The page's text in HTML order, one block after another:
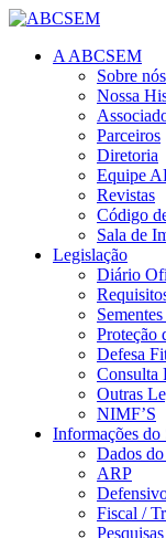
A ABCSEM
Sobre nós
Nossa
Parceiros
Diretoria
Equipe
Revistas
Código
Sala de
Legislação
Diário
Proteção
Defesa
Consulta
Outras
NIMF’S
Informações do
Dados
ARP
Fiscal /